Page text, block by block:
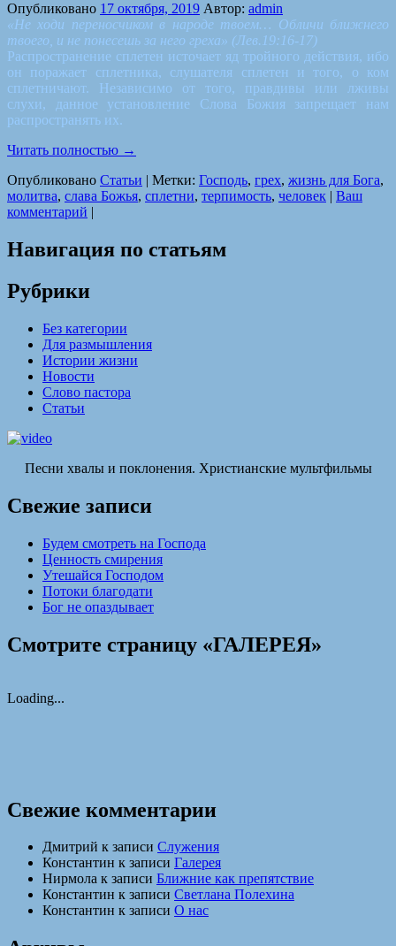
Опубликовано 17 октября, 2019 Автор: admin
«Не ходи переносчиком в народе твоем… Обличи ближнего
твоего, и не понесешь за него греха» (Лев.19:16-17)
Распространение сплетен источает яд тройного действия, ибо
он поражает сплетника, слушателя сплетен и того, о ком
сплетничают. Независимо от того, правдивы или лживы
слухи, данное установление Слова Божия запрещает нам
распространять их.
Читать полностью →
Опубликовано Статьи | Метки: Господь, грех, жизнь для Бога,
молитва, слава Божья, сплетни, терпимость, человек | Ваш
комментарий |
Навигация по статьям
Рубрики
Без категории
Для размышления
Истории жизни
Новости
Слово пастора
Статьи
Песни хвалы и поклонения. Христианские мультфильмы
Свежие записи
Будем смотреть на Господа
Ценность смирения
Утешайся Господом
Потоки благодати
Бог не опаздывает
Смотрите страницу «ГАЛЕРЕЯ»
Loading...
Свежие комментарии
Дмитрий к записи Служения
Константин к записи Галерея
Нирмола к записи Ближние как препятствие
Константин к записи Светлана Полехина
Константин к записи О нас